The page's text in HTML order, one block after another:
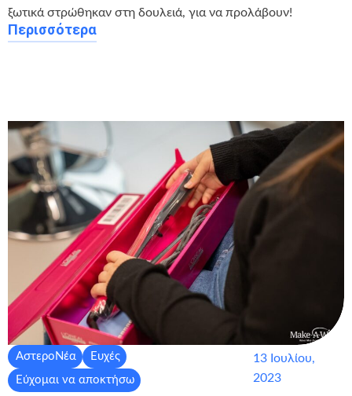
ξωτικά στρώθηκαν στη δουλειά, για να προλάβουν!
Περισσότερα
ΑστεροΝέα
Ευχές
Εύχομαι να αποκτήσω
13 Ιουλίου,
2023